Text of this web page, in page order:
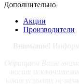
Дополнительно
Акции
Производители